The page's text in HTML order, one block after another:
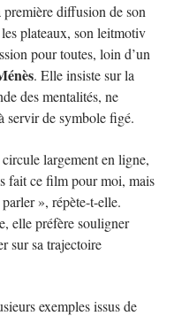
diffusion de son
plateaux, son leitmotiv
pour toutes, loin d’un
. Elle insiste sur la
des mentalités, ne
servir de symbole figé.
largement en ligne,
fait ce film pour moi, mais
», répète-t-elle.
elle préfère souligner
sur sa trajectoire
exemples issus de